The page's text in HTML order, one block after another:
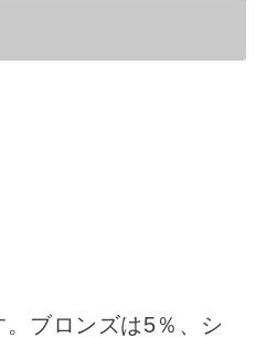
ブロンズは5％、シ